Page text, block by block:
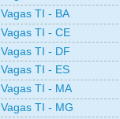
Vagas TI - BA
Vagas TI - CE
Vagas TI - DF
Vagas TI - ES
Vagas TI - MA
Vagas TI - MG